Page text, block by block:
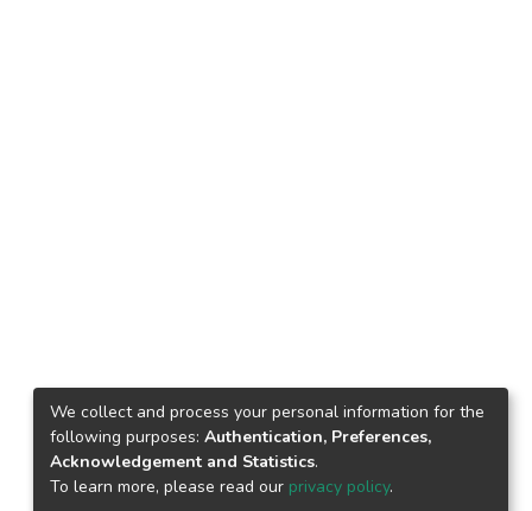
We collect and process your personal information for the
following purposes: Authentication, Preferences,
Acknowledgement and Statistics.
To learn more, please read our privacy policy.